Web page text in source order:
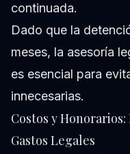
continuada.
Dado que la
meses, la asesoría
es esencial para
innecesarias.
Costos y
Gastos Legales